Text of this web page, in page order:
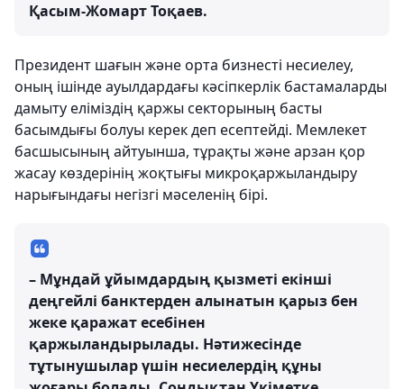
Қасым-Жомарт Тоқаев.
Президент шағын және орта бизнесті несиелеу,
оның ішінде ауылдардағы кәсіпкерлік бастамаларды
дамыту еліміздің қаржы секторының басты
басымдығы болуы керек деп есептейді. Мемлекет
басшысының айтуынша, тұрақты және арзан қор
жасау көздерінің жоқтығы микроқаржыландыру
нарығындағы негізгі мәселенің бірі.
– Мұндай ұйымдардың қызметі екінші
деңгейлі банктерден алынатын қарыз бен
жеке қаражат есебінен
қаржыландырылады. Нәтижесінде
тұтынушылар үшін несиелердің құны